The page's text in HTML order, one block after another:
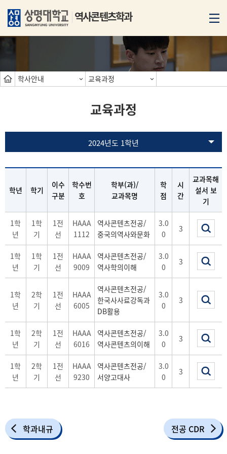
역사콘텐츠학과
학사안내 교육과정
교육과정
2024년도 1학년
학년 학기
이수
구분
학수번
호
학부(과)/
교과목명
학
점
시
간
교과목해
설서 보
기
1학
년
1학
기
1전
선
HAAA
1112
역사콘텐츠전공/
중국의역사와문화
3.0
0
3
1학
년
1학
기
1전
선
HAAA
9009
역사콘텐츠전공/
역사학의이해
3.0
0
3
1학
년
2학
기
1전
선
HAAA
6005
역사콘텐츠전공/
한국사사료강독과
DB활용
3.0
0
3
1학
년
2학
기
1전
선
HAAA
6016
역사콘텐츠전공/
역사콘텐츠의이해
3.0
0
3
1학
년
2학
기
1전
선
HAAA
9230
역사콘텐츠전공/
서양고대사
3.0
0
3
학과내규 전공 CDR